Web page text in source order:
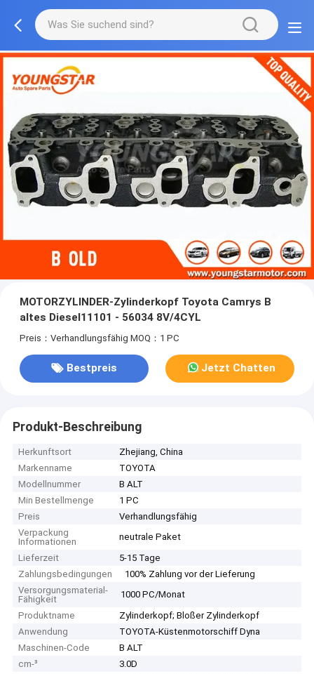
MOTORZYLINDER-Zylinderkopf Toyota Camrys B
altes Diesel11101 - 56034 8V/4CYL
Preis：Verhandlungsfähig MOQ：1 PC
Bestpreis Jetzt Chatten
Produkt-Beschreibung
Herkunftsort
Zhejiang, China
Markenname
TOYOTA
Modellnummer
B ALT
Min Bestellmenge
1 PC
Preis
Verhandlungsfähig
Verpackung
Informationen
neutrale Paket
Lieferzeit
5-15 Tage
Zahlungsbedingungen
100% Zahlung vor der Lieferung
Versorgungsmaterial-
Fähigkeit
1000 PC/Monat
Produktname
Zylinderkopf; Bloßer Zylinderkopf
Anwendung
TOYOTA-Küstenmotorschiff Dyna
Maschinen-Code
B ALT
cm-³
3.0D